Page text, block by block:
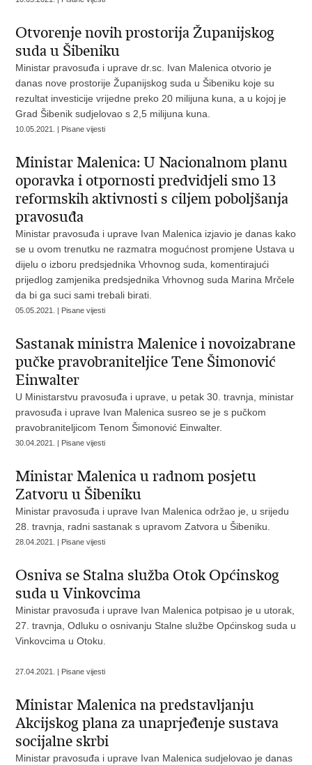
Otvorenje novih prostorija Županijskog
suda u Šibeniku
Ministar pravosuđa i uprave dr.sc. Ivan Malenica otvorio je
danas nove prostorije Županijskog suda u Šibeniku koje su
rezultat investicije vrijedne preko 20 milijuna kuna, a u kojoj je
Grad Šibenik sudjelovao s 2,5 milijuna kuna.
10.05.2021. | Pisane vijesti
Ministar Malenica: U Nacionalnom planu
oporavka i otpornosti predvidjeli smo 13
reformskih aktivnosti s ciljem poboljšanja
pravosuđa
Ministar pravosuđa i uprave Ivan Malenica izjavio je danas kako
se u ovom trenutku ne razmatra mogućnost promjene Ustava u
dijelu o izboru predsjednika Vrhovnog suda, komentirajući
prijedlog zamjenika predsjednika Vrhovnog suda Marina Mrčele
da bi ga suci sami trebali birati.
05.05.2021. | Pisane vijesti
Sastanak ministra Malenice i novoizabrane
pučke pravobraniteljice Tene Šimonović
Einwalter
U Ministarstvu pravosuđa i uprave, u petak 30. travnja, ministar
pravosuđa i uprave Ivan Malenica susreo se je s pučkom
pravobraniteljicom Tenom Šimonović Einwalter.
30.04.2021. | Pisane vijesti
Ministar Malenica u radnom posjetu
Zatvoru u Šibeniku
Ministar pravosuđa i uprave Ivan Malenica održao je, u srijedu
28. travnja, radni sastanak s upravom Zatvora u Šibeniku.
28.04.2021. | Pisane vijesti
Osniva se Stalna služba Otok Općinskog
suda u Vinkovcima
Ministar pravosuđa i uprave Ivan Malenica potpisao je u utorak,
27. travnja, Odluku o osnivanju Stalne službe Općinskog suda u
Vinkovcima u Otoku.
27.04.2021. | Pisane vijesti
Ministar Malenica na predstavljanju
Akcijskog plana za unaprjeđenje sustava
socijalne skrbi
Ministar pravosuđa i uprave Ivan Malenica sudjelovao je danas